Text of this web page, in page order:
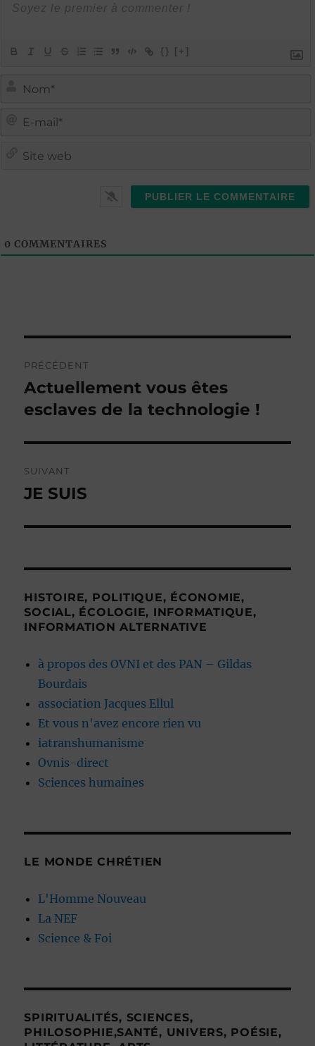
{} [+]
0 COMMENTAIRES
de
l’article
PRÉCÉDENT
Publication
précédente :
Actuellement vous êtes
esclaves de la technologie !
SUIVANT
Publication
JE SUIS
HISTOIRE, POLITIQUE, ÉCONOMIE,
SOCIAL, ÉCOLOGIE, INFORMATIQUE,
INFORMATION ALTERNATIVE
à propos des OVNI et des PAN – Gildas
Bourdais
association Jacques Ellul
Et vous n'avez encore rien vu
iatranshumanisme
Ovnis-direct
Sciences humaines
LE MONDE CHRÉTIEN
L'Homme Nouveau
La NEF
Science & Foi
SPIRITUALITÉS, SCIENCES,
PHILOSOPHIE,SANTÉ, UNIVERS, POÉSIE,